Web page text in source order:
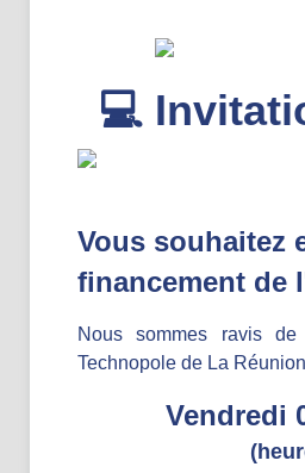
💻
Vous souhaitez
financement de
Nous sommes ravis
Technopole de La
Vendredi